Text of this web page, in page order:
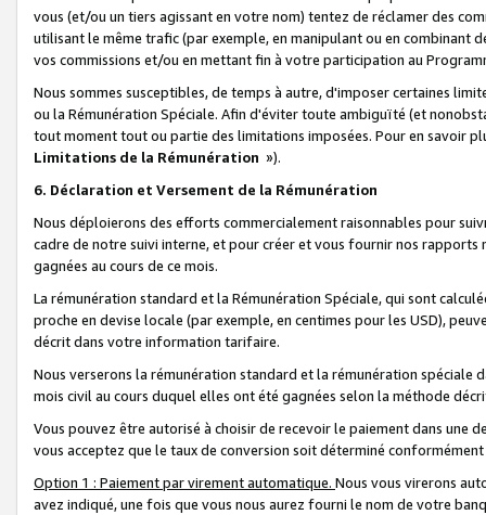
vous (et/ou un tiers agissant en votre nom) tentez de réclamer des
utilisant le même trafic (par exemple, en manipulant ou en combinant
vos commissions et/ou en mettant fin à votre participation au
Nous sommes susceptibles, de temps à autre, d'imposer certaines
ou la Rémunération Spéciale. Afin d'éviter toute ambiguïté (et
tout moment tout ou partie des limitations imposées. Pour en savoir
Limitations de la Rémunération »).
6. Déclaration et Versement de la Rémunération
Nous déploierons des efforts commercialement raisonnables pour
cadre de notre suivi interne, et pour créer et vous fournir nos
gagnées au cours de ce mois.
La rémunération standard et la Rémunération Spéciale, qui sont
proche en devise locale (par exemple, en centimes pour les USD),
décrit dans votre information tarifaire.
Nous verserons la rémunération standard et la rémunération spéciale
mois civil au cours duquel elles ont été gagnées selon la méthode
Vous pouvez être autorisé à choisir de recevoir le paiement dans une
vous acceptez que le taux de conversion soit déterminé
Option 1 : Paiement par virement automatique. Nous vous virerons
avez indiqué, une fois que vous nous aurez fourni le nom de votre